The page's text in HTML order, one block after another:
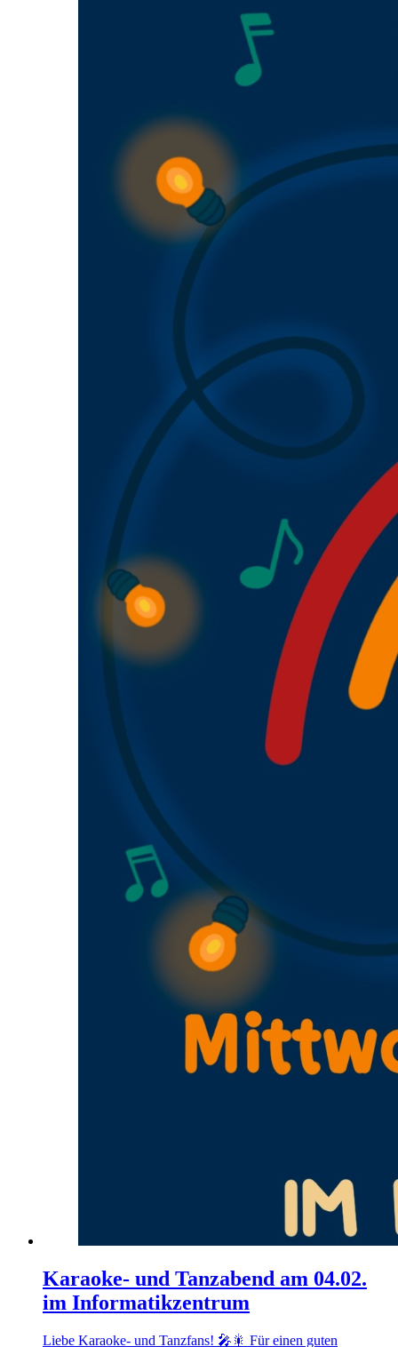
Karaoke- und Tanzabend am 04.02.
im Informatikzentrum
Liebe Karaoke- und Tanzfans! 🎤🎇 Für einen guten